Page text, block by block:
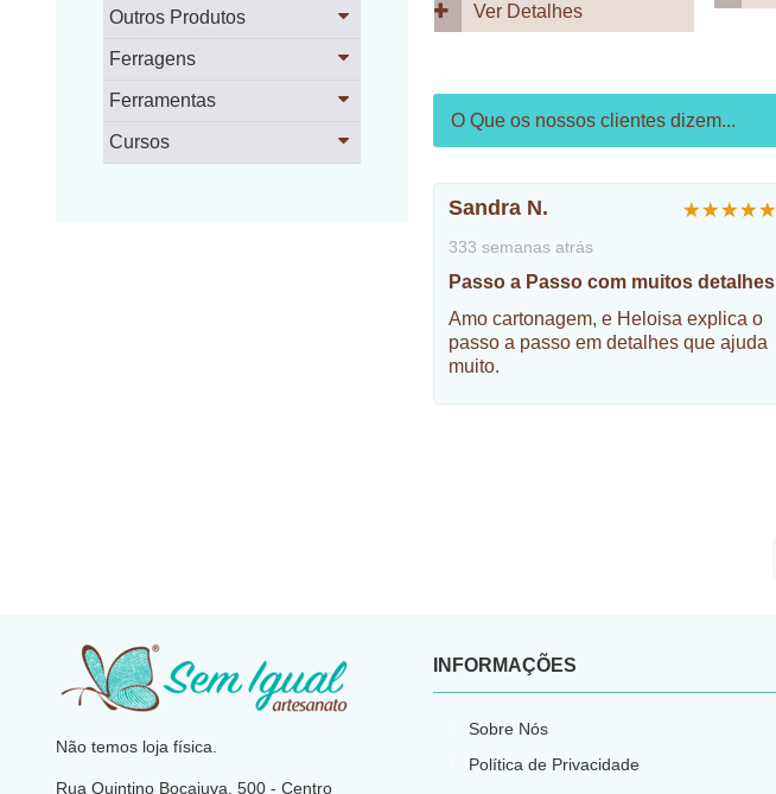
Outros Produtos
Ferragens
Ferramentas
Cursos
Ver Detalhes
O Que os nossos clientes dizem...
Sandra N.
333 semanas atrás
Passo a Passo com muitos detalhes
Amo cartonagem, e Heloisa explica o
passo a passo em detalhes que ajuda
muito.
Não temos loja física.
Rua Quintino Bocaiuva, 500 - Centro
INFORMAÇÕES
Sobre Nós
Política de Privacidade